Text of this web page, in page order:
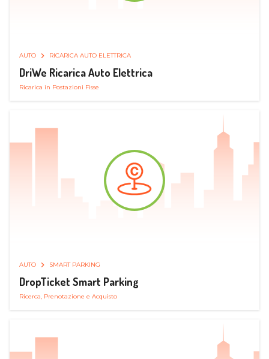
AUTO RICARICA AUTO ELETTRICA
DriWe Ricarica Auto Elettrica
Ricarica in Postazioni Fisse
AUTO SMART PARKING
DropTicket Smart Parking
Ricerca, Prenotazione e Acquisto